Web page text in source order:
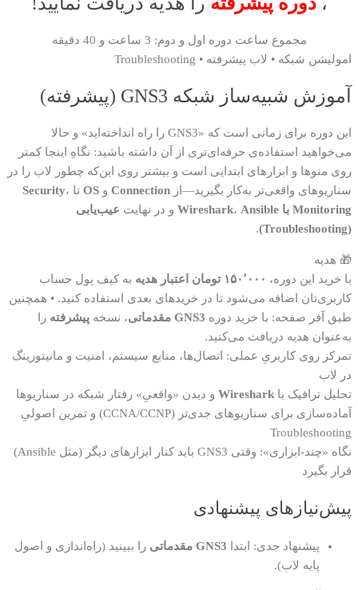
مجموع ساعت دوره اول و دوم: 3 ساعت و 40 دقیقه
امولیشن شبکه • لاب پیشرفته • Troubleshooting
آموزش شبیه‌ساز شبکه GNS3 (پیشرفته)
این دوره برای زمانی است که «GNS3 را راه انداخته‌اید» و حالا
می‌خواهید استفاده‌ی حرفه‌ای‌تری از آن داشته باشید: نگاهِ اینجا کمتر
روی منوها و ابزارهای ابتدایی است و بیشتر روی این‌که چطور لاب را در
سناریوهای واقعی‌تر به‌کار بگیرید—از Connection و OS تا Security،
Monitoring با Wireshark
، Ansible و در نهایت عیب‌یابی
(Troubleshooting)
.
🎁 هدیه
با خرید این دوره، ۱۵۰٬۰۰۰ تومان اعتبار هدیه
به کیف پول حساب
کاربری‌تان اضافه می‌شود تا در خریدهای بعدی استفاده کنید. • همچنین
طبق آفر صفحه: با خرید دوره GNS3 مقدماتی ، نسخه پیشرفته را
به‌عنوان هدیه دریافت می‌کنید.
تمرکز روی کاربریِ عملی: اتصال‌ها، منابع سیستم، امنیت و مانیتورینگ
در لاب
تحلیل ترافیک با Wireshark و دیدن «واقعیِ» رفتار شبکه در سناریوها
آماده‌سازی برای سناریوهای جدی‌تر (CCNA/CCNP) و تمرین اصولیِ
Troubleshooting
نگاه «چند-ابزاری»: وقتی GNS3 باید کنار ابزارهای دیگر (مثل Ansible)
قرار بگیرد
پیش‌نیازهای پیشنهادی
پیشنهاد جدی: ابتدا GNS3 مقدماتی
را ببینید (راه‌اندازی و اصول
پایه لاب).